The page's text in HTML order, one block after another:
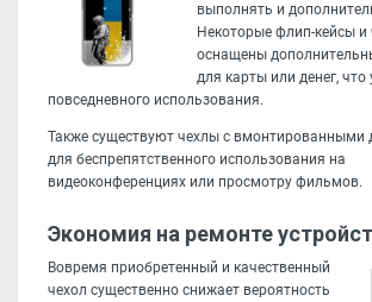
выполнять и
Некоторые флип-кейсы и
оснащены
для карты или денег, что
повседневного использования.
Также существуют чехлы с вмонтированными
для беспрепятственного использования на
видеоконференциях или просмотру фильмов.
Экономия на ремонте
Вовремя приобретенный и качественный
чехол существенно снижает вероятность